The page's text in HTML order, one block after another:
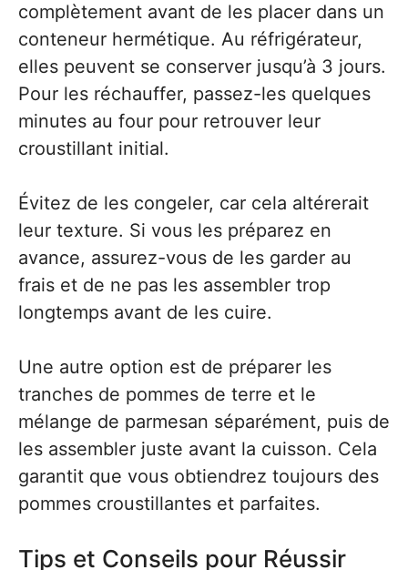
complètement avant de les placer dans un
conteneur hermétique. Au réfrigérateur,
elles peuvent se conserver jusqu’à 3 jours.
Pour les réchauffer, passez-les quelques
minutes au four pour retrouver leur
croustillant initial.
Évitez de les congeler, car cela altérerait
leur texture. Si vous les préparez en
avance, assurez-vous de les garder au
frais et de ne pas les assembler trop
longtemps avant de les cuire.
Une autre option est de préparer les
tranches de pommes de terre et le
mélange de parmesan séparément, puis de
les assembler juste avant la cuisson. Cela
garantit que vous obtiendrez toujours des
pommes croustillantes et parfaites.
Tips et Conseils pour Réussir